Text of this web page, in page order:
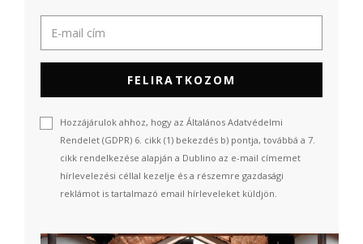
FELIRATKOZOM
Hozzájárulok ahhoz, hogy az Általános Adatvédelmi
Rendelet (GDPR) 6. cikk (1) bekezdés b) pontja, továbbá a 7.
cikk rendelkezése alapján a Dublino az e-mail címemet
hírlevelezési céllal kezelje és a részemre gazdasági
reklámot is tartalmazó email hírleveleket küldjön.